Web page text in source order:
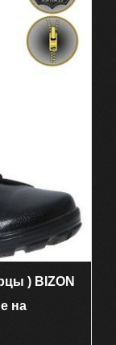
) BIZON
на